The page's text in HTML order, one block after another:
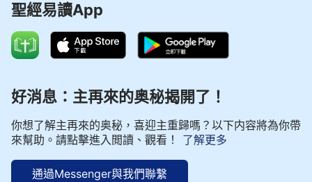
聖經易讀App
好消息：主再來的奥秘揭開了！
你想了解主再來的奥秘，喜迎主重歸嗎？以下内容將為你帶
來幫助。請點擊進入閲讀、觀看！
了解更多
通過Messenger與我們聯繫